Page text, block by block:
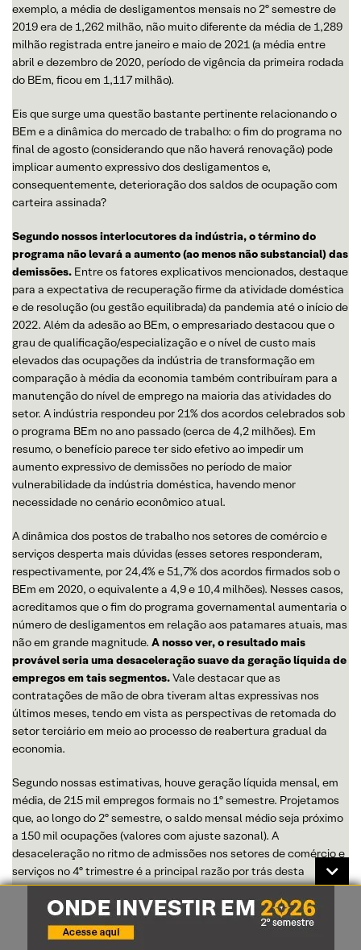
exemplo, a média de desligamentos mensais no 2º semestre de
2019 era de 1,262 milhão, não muito diferente da média de 1,289
milhão registrada entre janeiro e maio de 2021 (a média entre
abril e dezembro de 2020, período de vigência da primeira rodada
do BEm, ficou em 1,117 milhão).
Eis que surge uma questão bastante pertinente relacionando o
BEm e a dinâmica do mercado de trabalho: o fim do programa no
final de agosto (considerando que não haverá renovação) pode
implicar aumento expressivo dos desligamentos e,
consequentemente, deterioração dos saldos de ocupação com
carteira assinada?
Segundo nossos interlocutores da indústria, o término do
programa não levará a aumento (ao menos não substancial) das
demissões. Entre os fatores explicativos mencionados, destaque
para a expectativa de recuperação firme da atividade doméstica
e de resolução (ou gestão equilibrada) da pandemia até o início de
2022. Além da adesão ao BEm, o empresariado destacou que o
grau de qualificação/especialização e o nível de custo mais
elevados das ocupações da indústria de transformação em
comparação à média da economia também contribuíram para a
manutenção do nível de emprego na maioria das atividades do
setor. A indústria respondeu por 21% dos acordos celebrados sob
o programa BEm no ano passado (cerca de 4,2 milhões). Em
resumo, o benefício parece ter sido efetivo ao impedir um
aumento expressivo de demissões no período de maior
vulnerabilidade da indústria doméstica, havendo menor
necessidade no cenário econômico atual.
A dinâmica dos postos de trabalho nos setores de comércio e
serviços desperta mais dúvidas (esses setores responderam,
respectivamente, por 24,4% e 51,7% dos acordos firmados sob o
BEm em 2020, o equivalente a 4,9 e 10,4 milhões). Nesses casos,
acreditamos que o fim do programa governamental aumentaria o
número de desligamentos em relação aos patamares atuais, mas
não em grande magnitude. A nosso ver, o resultado mais
provável seria uma desaceleração suave da geração líquida de
empregos em tais segmentos.Vale destacar que as
contratações de mão de obra tiveram altas expressivas nos
últimos meses, tendo em vista as perspectivas de retomada do
setor terciário em meio ao processo de reabertura gradual da
economia.
Segundo nossas estimativas, houve geração líquida mensal, em
média, de 215 mil empregos formais no 1º semestre. Projetamos
que, ao longo do 2º semestre, o saldo mensal médio seja próximo
a 150 mil ocupações (valores com ajuste sazonal). A
desaceleração no ritmo de admissões nos setores de comércio e
serviços no 4º trimestre é a principal razão por trás desta
expectativa (em segundo plano, os efeitos paulatinos do fim do
programa BEm). Com isso, prevemos criação líquida de
aproximadamente 2,2 milhões de vagas com carteira assinada
este ano.